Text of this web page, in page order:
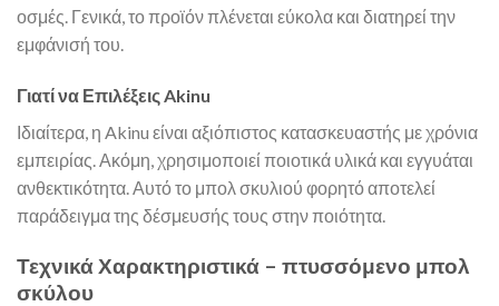
οσμές. Γενικά, το προϊόν πλένεται εύκολα και διατηρεί την
εμφάνισή του.
Γιατί να Επιλέξεις Akinu
Ιδιαίτερα, η Akinu είναι αξιόπιστος κατασκευαστής με χρόνια
εμπειρίας. Ακόμη, χρησιμοποιεί ποιοτικά υλικά και εγγυάται
ανθεκτικότητα. Αυτό το μπολ σκυλιού φορητό αποτελεί
παράδειγμα της δέσμευσής τους στην ποιότητα.
Τεχνικά Χαρακτηριστικά – πτυσσόμενο μπολ
σκύλου